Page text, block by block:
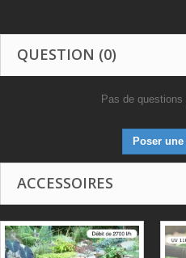
QUESTION (0)
Pas de questions
Poser
ACCESSOIRES